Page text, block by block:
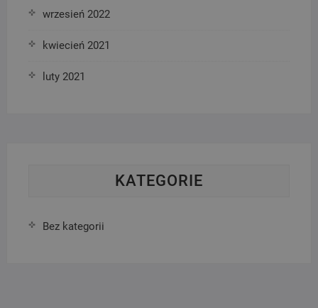
wrzesień 2022
kwiecień 2021
luty 2021
KATEGORIE
Bez kategorii